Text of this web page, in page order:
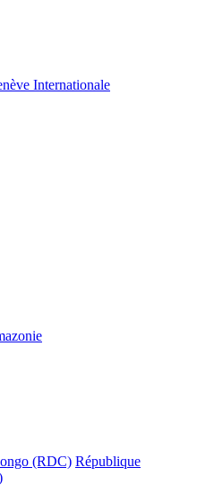
Internationale
(RDC) République